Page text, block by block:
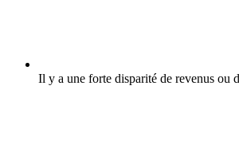
Il y a une forte disparité de revenus ou